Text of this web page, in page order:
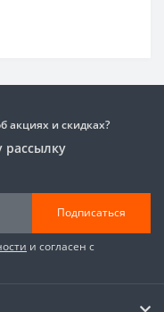
акциях и скидках?
Подписаться
и согласен с